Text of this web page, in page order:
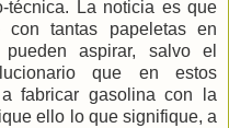
técnica. La noticia es que
con tantas papeletas en
aspirar, salvo el
que en estos
fabricar gasolina con la
ello lo que signifique, a